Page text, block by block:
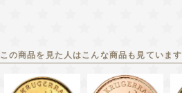
この商品を見た人はこんな商品も見ています